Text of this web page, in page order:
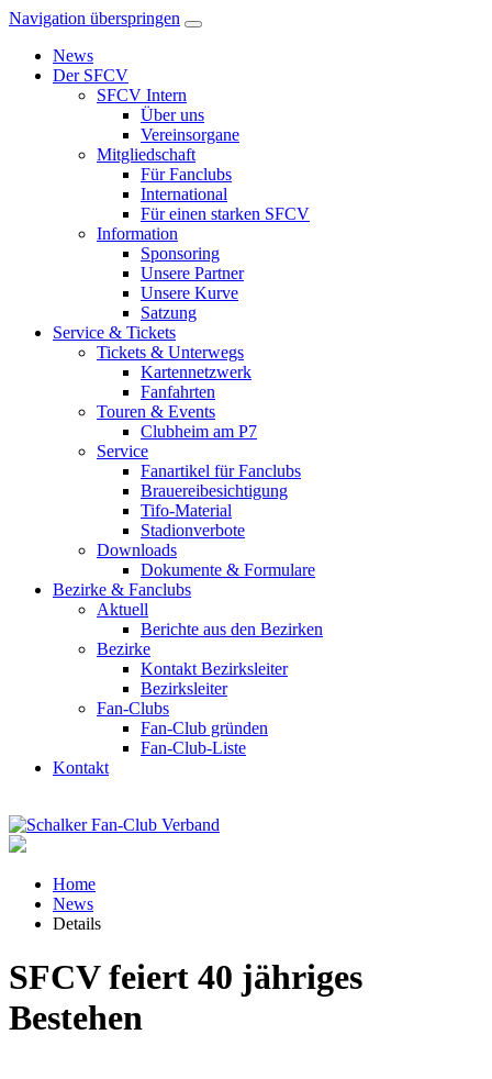
Navigation überspringen
News
Der SFCV
SFCV Intern
Über uns
Vereinsorgane
Mitgliedschaft
Für Fanclubs
International
Für einen starken SFCV
Information
Sponsoring
Unsere Partner
Unsere Kurve
Satzung
Service & Tickets
Tickets & Unterwegs
Kartennetzwerk
Fanfahrten
Touren & Events
Clubheim am P7
Service
Fanartikel für Fanclubs
Brauereibesichtigung
Tifo-Material
Stadionverbote
Downloads
Dokumente & Formulare
Bezirke & Fanclubs
Aktuell
Berichte aus den Bezirken
Bezirke
Kontakt Bezirksleiter
Bezirksleiter
Fan-Clubs
Fan-Club gründen
Fan-Club-Liste
Kontakt
Home
News
Details
SFCV feiert 40 jähriges
Bestehen